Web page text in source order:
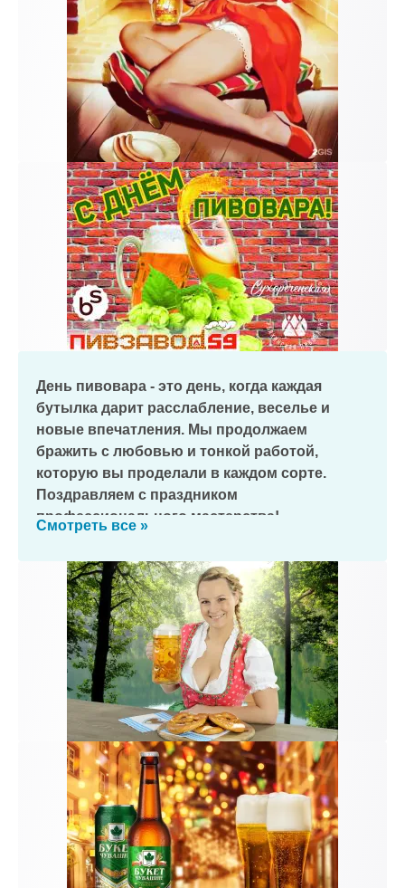
День пивовара - это день, когда каждая
бутылка дарит расслабление, веселье и
новые впечатления. Мы продолжаем
бражить с любовью и тонкой работой,
которую вы проделали в каждом сорте.
Поздравляем с праздником
профессионального мастерства!
Смотреть все »